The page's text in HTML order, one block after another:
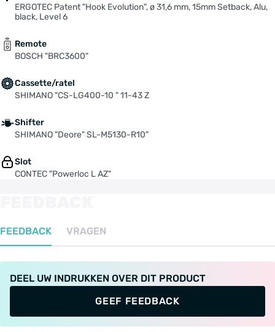
ERGOTEC Patent "Hook Evolution", ø 31,6 mm, 15mm Setback, Alu,
black, Level 6
Remote
BOSCH "BRC3600"
Cassette/ratel
SHIMANO "CS-LG400-10 " 11-43 Z
Shifter
SHIMANO "Deore" SL-M5130-R10"
Slot
CONTEC "Powerloc L AZ"
FEEDBACK VRAGEN
DEEL UW INDRUKKEN OVER DIT PRODUCT
GEEF FEEDBACK